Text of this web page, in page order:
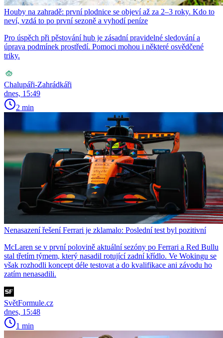
Houby na zahradě: první plodnice se objeví až za 2–3 roky. Kdo to
neví, vzdá to po první sezoně a vyhodí peníze
Pro úspěch při pěstování hub je zásadní pravidelné sledování a
úprava podmínek prostředí. Pomoci mohou i některé osvědčené
triky.
Chalupáři-Zahrádkáři
dnes, 15:49
2 min
Nenasazení řešení Ferrari je zklamalo: Poslední test byl pozitivní
McLaren se v první polovině aktuální sezóny po Ferrari a Red Bullu
stal třetím týmem, který nasadil rotující zadní křídlo. Ve Wokingu se
však rozhodli koncept déle testovat a do kvalifikace ani závodu ho
zatím nenasadili.
SvětFormule.cz
dnes, 15:48
1 min